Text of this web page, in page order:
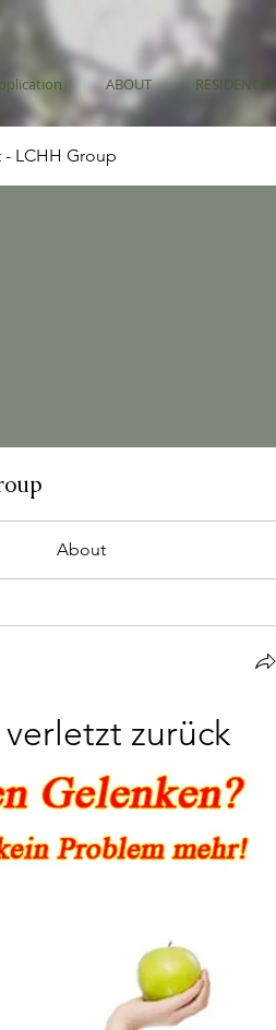
ABOUT RESIDENCES
LCHH Group
About
zurück